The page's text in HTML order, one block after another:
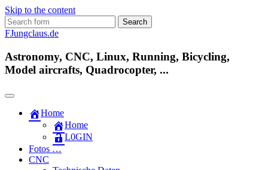
Skip to the content
Search
for:
FJungclaus.de
Astronomy, CNC, Linux, Running, Bicycling,
Model aircrafts, Quadrocopter, ...
Home
Home
L​0​​GIN
Fotos …
CNC